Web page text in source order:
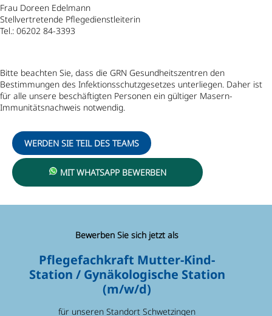
Frau Doreen Edelmann
Stellvertretende Pflegedienstleiterin
Tel.: 06202 84-3393
Bitte beachten Sie, dass die GRN Gesundheitszentren den
Bestimmungen des Infektionsschutzgesetzes unterliegen. Daher ist
für alle unsere beschäftigten Personen ein gültiger Masern-
Immunitätsnachweis notwendig.
WERDEN SIE TEIL DES TEAMS
MIT WHATSAPP BEWERBEN
Bewerben Sie sich jetzt als
Pflegefachkraft Mutter-Kind-
Station / Gynäkologische Station
(m/w/d)
für unseren Standort Schwetzingen